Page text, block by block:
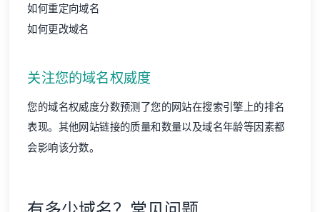
如何重定向域名
如何更改域名
关注您的域名权威度
您的域名权威度分数预测了您的网站在搜索引擎上的排名
表现。其他网站链接的质量和数量以及域名年龄等因素都
会影响该分数。